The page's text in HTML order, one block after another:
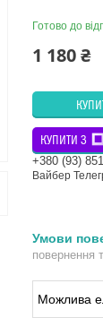
Готово до
1 180 ₴
КУПИТИ З
+380 (93)
Вайбер
повернення